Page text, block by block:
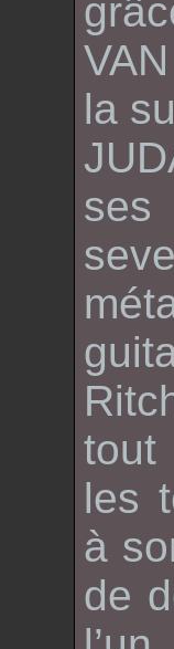
la
tout
les
à
de